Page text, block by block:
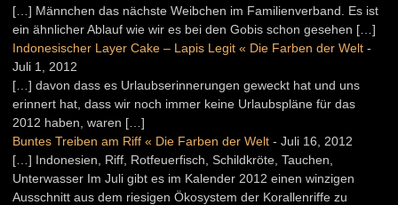
[…] Männchen das nächste Weibchen im Familienverband. Es ist
ein ähnlicher Ablauf wie wir es bei den Gobis schon gesehen […]
Indonesischer Layer Cake – Lapis Legit « Die Farben der Welt -
Juli 1, 2012
[…] davon dass es Urlaubserinnerungen geweckt hat und uns
erinnert hat, dass wir noch immer keine Urlaubspläne für das
2012 haben, waren […]
Buntes Treiben am Riff « Die Farben der Welt - Juli 16, 2012
[…] Indonesien, Riff, Rotfeuerfisch, Schildkröte, Tauchen,
Unterwasser Im Juli gibt es im Kalender 2012 einen winzigen
Ausschnitt aus dem riesigen Ökosystem der Korallenriffe zu